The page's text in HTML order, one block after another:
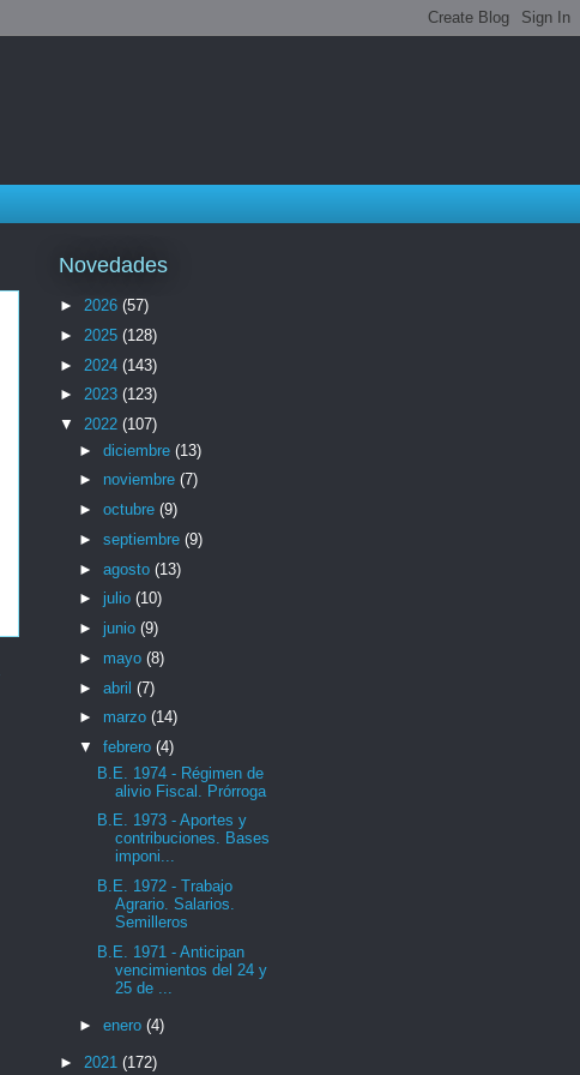
Novedades
► 2026 (57)
► 2025 (128)
► 2024 (143)
► 2023 (123)
▼ 2022 (107)
► diciembre (13)
► noviembre (7)
► octubre (9)
► septiembre (9)
► agosto (13)
► julio (10)
► junio (9)
► mayo (8)
► abril (7)
► marzo (14)
▼ febrero (4)
B.E. 1974 - Régimen de
alivio Fiscal. Prórroga
B.E. 1973 - Aportes y
contribuciones. Bases
imponi...
B.E. 1972 - Trabajo
Agrario. Salarios.
Semilleros
B.E. 1971 - Anticipan
vencimientos del 24 y
25 de ...
► enero (4)
► 2021 (172)